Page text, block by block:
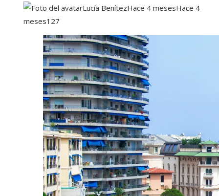
Lucía BenítezHace 4 mesesHace 4
meses127